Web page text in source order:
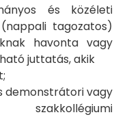
és közéleti
tagozatos)
havonta vagy
juttatás, akik
demonstrátori vagy